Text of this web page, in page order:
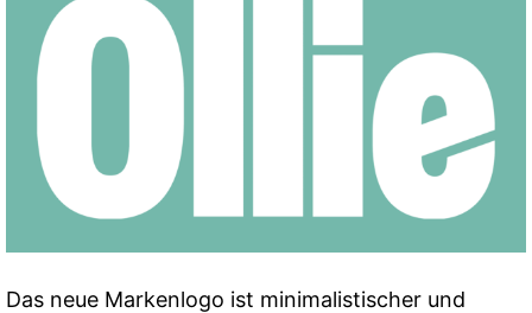
Das neue Markenlogo ist minimalistischer und